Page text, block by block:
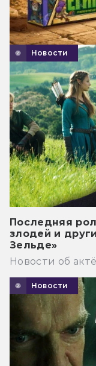
Новости
Последняя
злодей и
Зельде»
Новости об
Новости